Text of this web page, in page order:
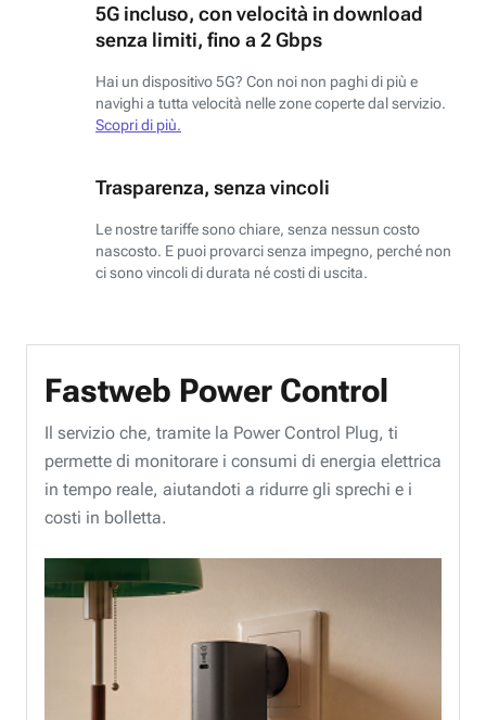
5G incluso, con velocità in download
senza limiti, fino a 2 Gbps
Hai un dispositivo 5G? Con noi non paghi di più e
navighi a tutta velocità nelle zone coperte dal servizio.
Scopri di più.
Trasparenza, senza vincoli
Le nostre tariffe sono chiare, senza nessun costo
nascosto. E puoi provarci senza impegno, perché non
ci sono vincoli di durata né costi di uscita.
Fastweb Power Control
Il servizio che, tramite la Power Control Plug, ti
permette di monitorare i consumi di energia elettrica
in tempo reale, aiutandoti a ridurre gli sprechi e i
costi in bolletta.